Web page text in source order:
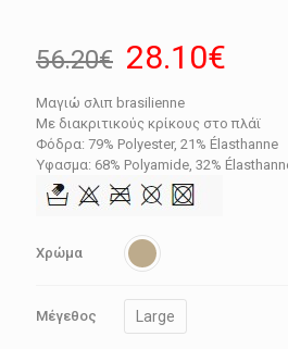
56.20€ Original
price
was:
56.20€.
28.10€
τιμή
Μαγιώ σλιπ brasilienne
Με διακριτικούς κρίκους στο πλάϊ
Φόδρα: 79% Polyester, 21% Élasthanne
Ύφασμα: 68% Polyamide, 32%
Χρώμα
Μέγεθος Large